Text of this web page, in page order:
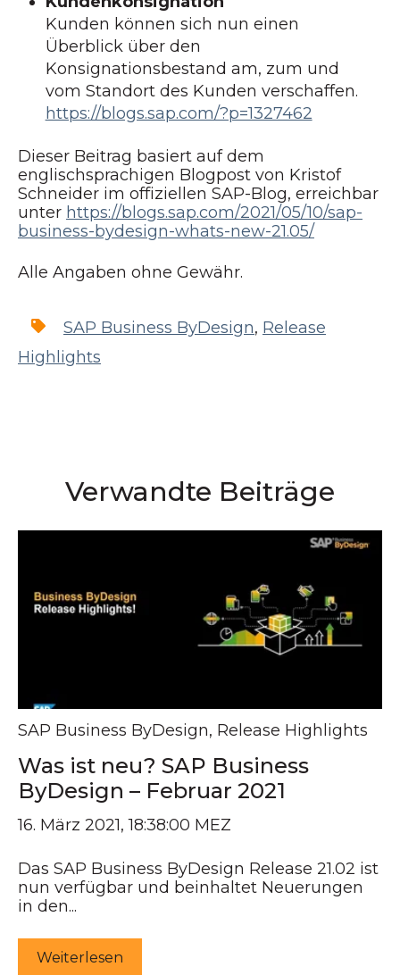
Kunden können sich nun einen
Überblick über den
Konsignationsbestand am, zum und
vom Standort des Kunden verschaffen.
https://blogs.sap.com/?p=1327462
Dieser Beitrag basiert auf dem
englischsprachigen Blogpost von Kristof
Schneider im offiziellen SAP-Blog, erreichbar
unter https://blogs.sap.com/2021/05/10/sap-
business-bydesign-whats-new-21.05/
Alle Angaben ohne Gewähr.
SAP Business ByDesign, Release
Highlights
Verwandte Beiträge
SAP Business ByDesign, Release Highlights
Was ist neu? SAP Business
ByDesign – Februar 2021
16. März 2021, 18:38:00 MEZ
Das SAP Business ByDesign Release 21.02 ist
nun verfügbar und beinhaltet Neuerungen
in den...
Weiterlesen